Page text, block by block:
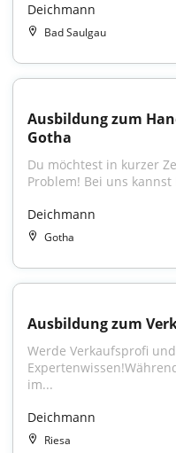
Deichmann
Bad Saulgau
Ausbildung zum
Gotha
Du möchtest in kurzer
Problem! Bei uns
Deichmann
Gotha
Ausbildung zum
Werde Verkaufsprofi
im...
Deichmann
Riesa